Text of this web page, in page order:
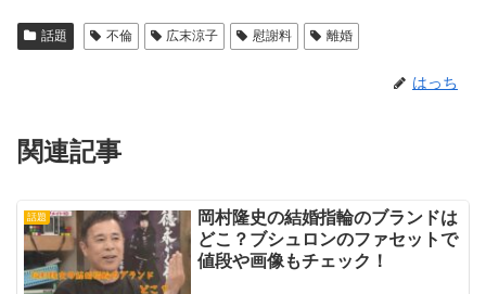
話題 不倫 広末涼子 慰謝料 離婚
はっち
関連記事
話題
岡村隆史の結婚指輪のブランドは
どこ？ブシュロンのファセットで
値段や画像もチェック！